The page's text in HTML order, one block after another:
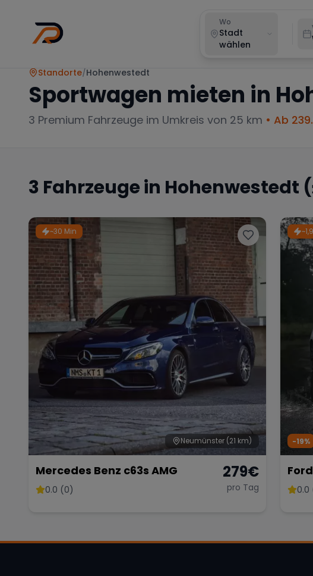
Wo
Stadt
wählen
Standorte/Hohenwestedt
Sportwagen mieten in
3 Premium Fahrzeuge im Umkreis von 25 km • Ab
3 Fahrzeuge in Hohenwestedt
~30 Min
Neumünster (21 km)
Mercedes Benz c63s AMG
0.0 (0)
279€
pro Tag
-19%
0.0